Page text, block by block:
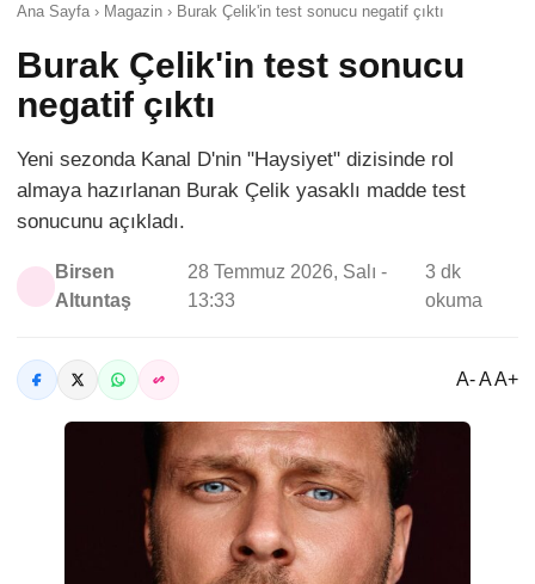
Ana Sayfa › Magazin › Burak Çelik'in test sonucu negatif çıktı
Burak Çelik'in test sonucu
negatif çıktı
Yeni sezonda Kanal D'nin "Haysiyet" dizisinde rol
almaya hazırlanan Burak Çelik yasaklı madde test
sonucunu açıkladı.
Birsen
Altuntaş
28 Temmuz 2026, Salı -
13:33
3 dk
okuma
A- A A+